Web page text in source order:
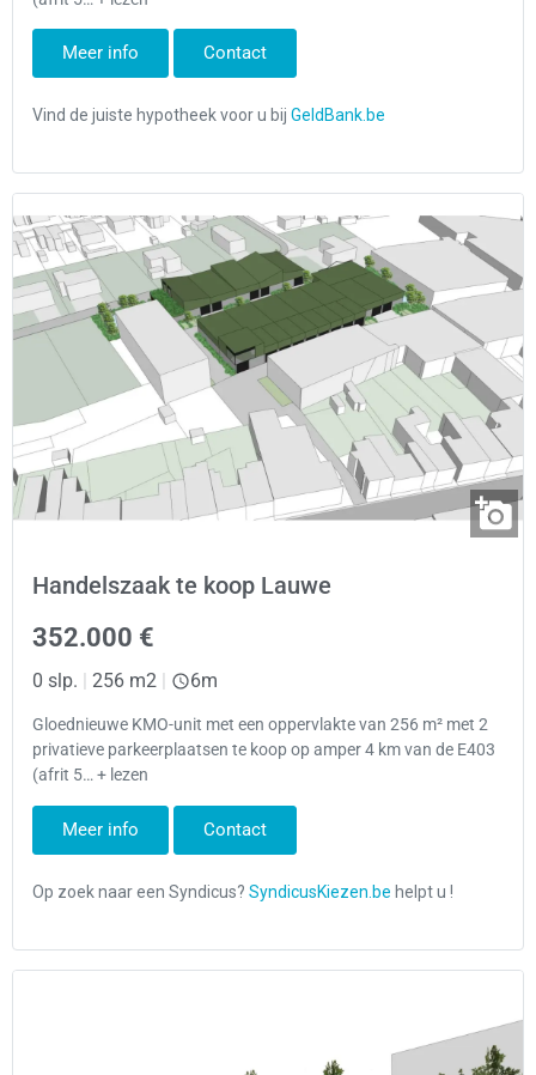
Meer info Contact
Handelszaak te koop Lauwe
352.000 €
0 slp. | 256 m2 | 6m
Gloednieuwe KMO-unit met een oppervlakte van 256 m² met 2
privatieve parkeerplaatsen te koop op amper 4 km van de E403
(afrit 5… + lezen
Meer info Contact